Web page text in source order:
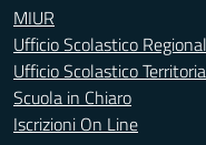
MIUR
Ufficio Scolastico
Ufficio Scolastico
Scuola in Chiaro
Iscrizioni On Line